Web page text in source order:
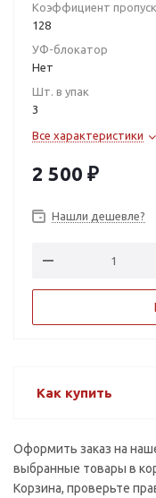
+1.0
+1.5
+4.0
+5.0
+5.5
+7.0
Коэффициент
128
УФ-блокатор
Нет
Шт. в упак
3
Все характеристики
2 500 ₽
Нашли дешевле?
Как купить
Оформить заказ на
выбранные товары в
Корзина, проверьте